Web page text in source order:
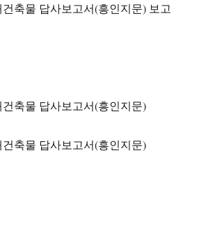
축물 답사보고서(흥인지문) 보고
축물 답사보고서(흥인지문)
축물 답사보고서(흥인지문)